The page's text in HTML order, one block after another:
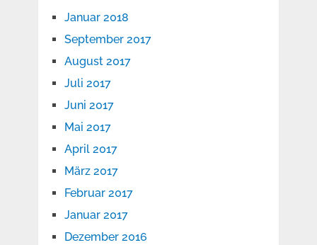
Januar 2018
September 2017
August 2017
Juli 2017
Juni 2017
Mai 2017
April 2017
März 2017
Februar 2017
Januar 2017
Dezember 2016